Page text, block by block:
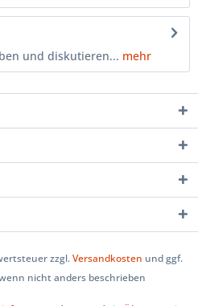
und diskutieren... mehr
zzgl.Versandkosten und ggf.
nicht anders beschrieben